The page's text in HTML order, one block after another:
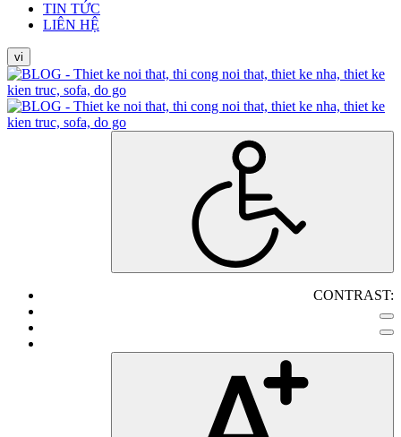
TIN TỨC
LIÊN HỆ
vi
CONTRAST: